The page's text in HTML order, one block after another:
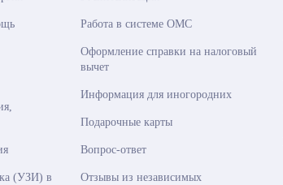
(УЗИ) в
Работа в системе ОМС
Оформление справки на налоговый
вычет
Информация для иногородних
Подарочные карты
Вопрос-ответ
Отзывы из независимых